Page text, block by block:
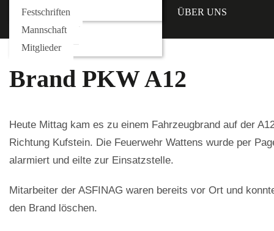
AUSRÜSTUNG
Rollcontainer
ÜBER UNS
Funktionäre
Mannschaft
Mitglieder
CHRONIK
Festschriften
Brand PKW A12
Heute Mittag kam es zu einem Fahrzeugbrand auf der
Richtung Kufstein. Die Feuerwehr Wattens wurde per
alarmiert und eilte zur Einsatzstelle.
Mitarbeiter der ASFINAG waren bereits vor Ort und
den Brand löschen.